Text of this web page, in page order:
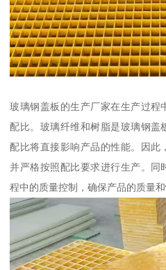
玻璃钢盖板的生产厂家在生产过程
配比。玻璃纤维和树脂是玻璃钢盖
配比将直接影响产品的性能。因此
并严格按照配比要求进行生产。同
程中的质量控制，确保产品的质量和